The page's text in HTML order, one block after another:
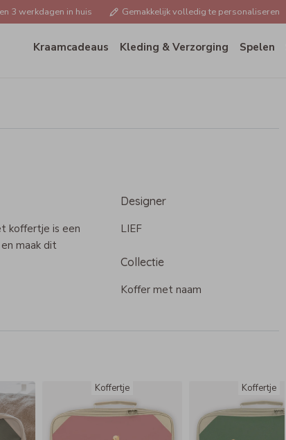
3 werkdagen in huis Gemakkelijk volledig te personaliseren
Kraamcadeaus Kleding & Verzorging Spelen
koffertje is een
maak dit
Designer
LIEF
Collectie
Koffer met naam
Koffertje Koffertje